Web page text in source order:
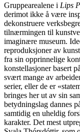
Gruppearealene i Lips
derimot ikke å være
dekonstruere
tilnærmingen til
imaginære museum.
reproduksjoner av
fra sin opprinnelige
konstellasjoner basert
svært mange av
serier, eller de er
bringes her ut av sin
betydningslag dannes
samtidig en uheldig
karakter. Det mest